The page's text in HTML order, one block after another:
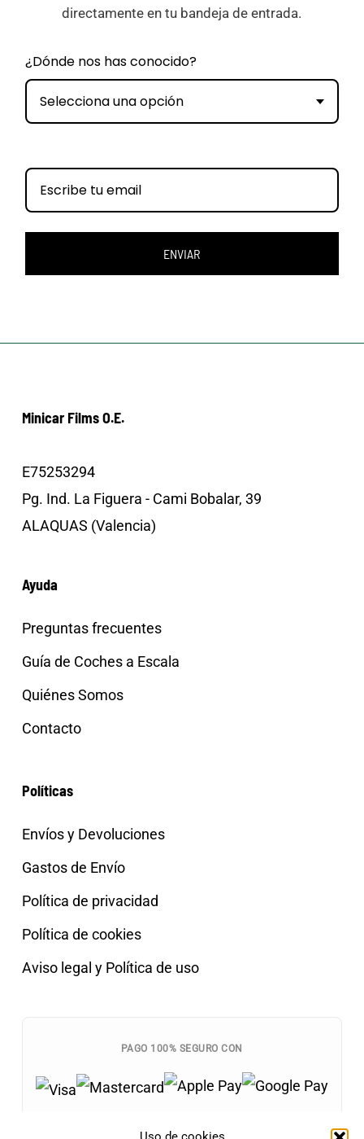
directamente en tu bandeja de entrada.
¿Dónde nos has conocido?
Selecciona una opción
ENVIAR
Minicar Films O.E.
E75253294
Pg. Ind. La Figuera - Cami Bobalar, 39
ALAQUAS (Valencia)
Ayuda
Preguntas frecuentes
Guía de Coches a Escala
Quiénes Somos
Contacto
Políticas
Envíos y Devoluciones
Gastos de Envío
Política de privacidad
Política de cookies
Aviso legal y Política de uso
PAGO 100% SEGURO CON